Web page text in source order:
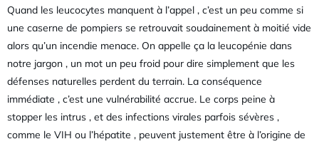
Quand les leucocytes manquent à l’appel , c’est un peu comme si
une caserne de pompiers se retrouvait soudainement à moitié vide
alors qu’un incendie menace. On appelle ça la leucopénie dans
notre jargon , un mot un peu froid pour dire simplement que les
défenses naturelles perdent du terrain. La conséquence
immédiate , c’est une vulnérabilité accrue. Le corps peine à
stopper les intrus , et des infections virales parfois sévères ,
comme le VIH ou l’hépatite , peuvent justement être à l’origine de